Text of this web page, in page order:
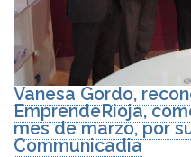
Vanesa Gordo,
EmprendeRioja,
mes de marzo, por
Communicadia